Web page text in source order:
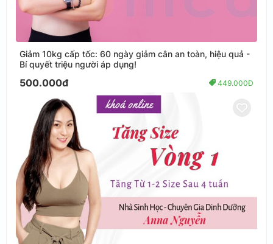
Giảm 10kg cấp tốc: 60 ngày giảm cân an toàn, hiệu quả -
Bí quyết triệu người áp dụng!
500.000đ 449.000Đ